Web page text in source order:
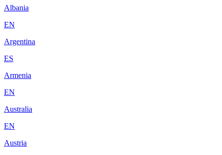
Albania
EN
Argentina
ES
Armenia
EN
Australia
EN
Austria